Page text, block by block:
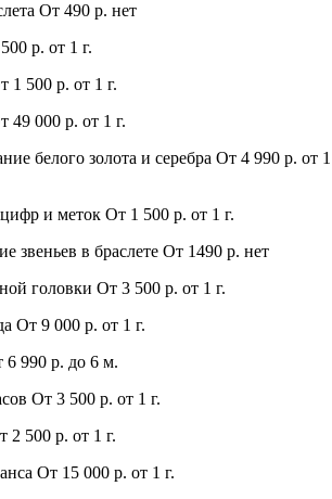
От 490 р. нет
р. от 1 г.
1 500 р. от 1 г.
49 000 р. от 1 г.
белого золота и серебра От 4 990 р. от 1
и меток От 1 500 р. от 1 г.
звеньев в браслете От 1490 р. нет
головки От 3 500 р. от 1 г.
От 9 000 р. от 1 г.
6 990 р. до 6 м.
От 3 500 р. от 1 г.
2 500 р. от 1 г.
От 15 000 р. от 1 г.